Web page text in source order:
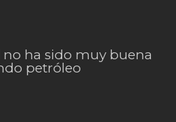
no ha sido muy buena
petróleo